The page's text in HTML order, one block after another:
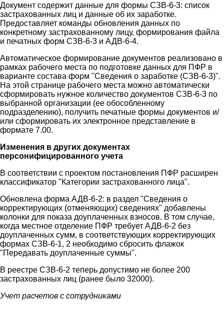
Документ содержит данные для формы СЗВ-6-3: список
застрахованных лиц и данные об их заработке.
Предоставляет команды обновления данных по
конкретному застрахованному лицу, формирования файла
и печатных форм СЗВ-6-3 и АДВ-6-4.
Автоматическое формирование документов реализовано в
рамках рабочего места по подготовке данных для ПФР в
варианте состава форм "Сведения о заработке (СЗВ-6-3)".
На этой странице рабочего места можно автоматически
сформировать нужное количество документов СЗВ-6-3 по
выбранной организации (ее обособленному
подразделению), получить печатные формы документов и/
или сформировать их электронное представление в
формате 7.00.
Изменения в других документах
персонифицированного учета
В соответствии с проектом постановления ПФР расширен
классификатор "Категории застрахованного лица".
Обновлена форма АДВ-6-2: в раздел "Сведения о
корректирующих (отменяющих) сведениях" добавлены
колонки для показа доуплаченных взносов. В том случае,
когда местное отделение ПФР требует АДВ-6-2 без
доуплаченных сумм, в соответствующих корректирующих
формах СЗВ-6-1, 2 необходимо сбросить флажок
"Передавать доуплаченные суммы".
В реестре СЗВ-6-2 теперь допустимо не более 200
застрахованных лиц (ранее было 32000).
Учет расчетов с сотрудниками